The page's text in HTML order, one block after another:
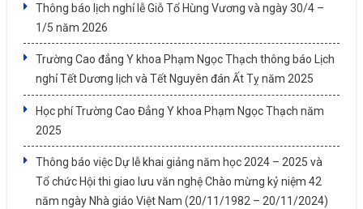
Thông báo lịch nghỉ lễ Giỗ Tổ Hùng Vương và ngày 30/4 –
1/5 năm 2026
Trường Cao đẳng Y khoa Phạm Ngọc Thạch thông báo Lịch
nghỉ Tết Dương lịch và Tết Nguyên đán Ất Tỵ năm 2025
Học phí Trường Cao Đẳng Y khoa Phạm Ngọc Thạch năm
2025
Thông báo việc Dự lễ khai giảng năm học 2024 – 2025 và
Tổ chức Hội thi giao lưu văn nghệ Chào mừng kỷ niệm 42
năm ngày Nhà giáo Việt Nam (20/11/1982 – 20/11/2024)